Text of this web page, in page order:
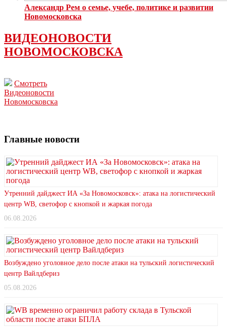
Александр Рем о семье, учебе, политике и развитии
Новомосковска
ВИДЕОНОВОСТИ
НОВОМОСКОВСКА
Смотреть
Видеоновости
Новомосковска
Главные новости
Утренний дайджест ИА «За Новомосковск»: атака на логистический
центр WB, светофор с кнопкой и жаркая погода
06.08.2026
Возбуждено уголовное дело после атаки на тульский логистический
центр Вайлдбериз
05.08.2026